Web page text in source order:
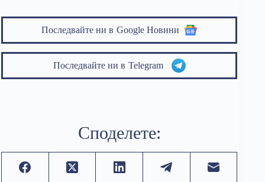
Последвайте ни в Google Новини
Последвайте ни в Telegram
Споделете: